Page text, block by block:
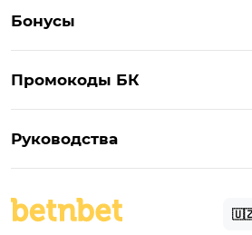
Мелбет
Мостбет
Бонусы
Бонусы 1xBet
Промокоды БК
Промокоды 1win
Промокоды Pin-Up
Руководства
Регистрация в Мелбет